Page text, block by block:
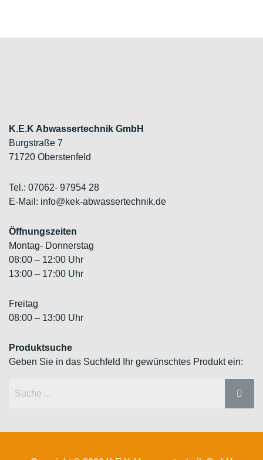
K.E.K Abwassertechnik GmbH
Burgstraße 7
71720 Oberstenfeld
Tel.: 07062- 97954 28
E-Mail: info@kek-abwassertechnik.de
Öffnungszeiten
Montag- Donnerstag
08:00 – 12:00 Uhr
13:00 – 17:00 Uhr
Freitag
08:00 – 13:00 Uhr
Produktsuche
Geben Sie in das Suchfeld Ihr gewünschtes Produkt ein: